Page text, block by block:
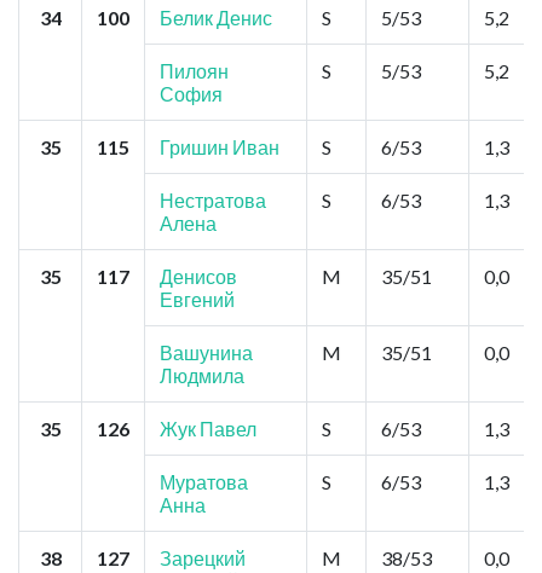
34 100 Белик Денис S 5/53 5,2
Пилоян
София
S 5/53 5,2
35 115 Гришин Иван S 6/53 1,3
Нестратова
Алена
S 6/53 1,3
35 117
Денисов
Евгений
M 35/51 0,0
Вашунина
Людмила
M 35/51 0,0
35 126 Жук Павел S 6/53 1,3
Муратова
Анна
S 6/53 1,3
38 127
Зарецкий
M 38/53 0,0